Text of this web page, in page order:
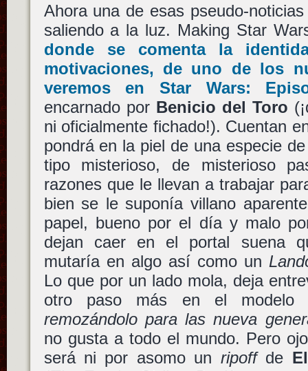
Ahora una de esas pseudo-
saliendo a la luz. Making Star
donde se comenta la
motivaciones, de uno de los
veremos en Star Wars:
encarnado por Benicio del Toro
ni oficialmente fichado!). Cuentan
pondrá en la piel de una especie
tipo misterioso, de misterioso
razones que le llevan a trabajar
bien se le suponía villano
papel, bueno por el día y malo
dejan caer en el portal suena
mutaría en algo así como un
Lo que por un lado mola, deja
otro paso más en el modelo
remozándolo para las nueva
no gusta a todo el mundo. Pero
será ni por asomo un ripoffde